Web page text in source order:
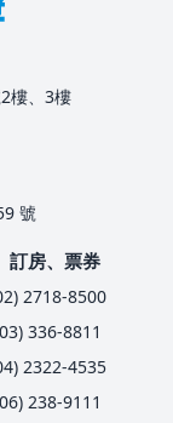
樓、3樓
號
訂房、票券
2718-8500
336-8811
2322-4535
238-9111